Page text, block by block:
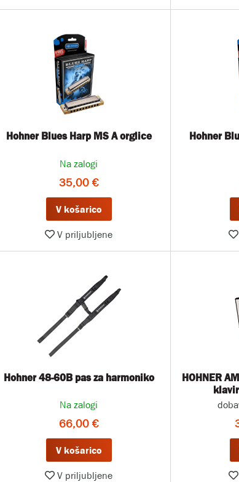
Hohner Blues Harp MS A orglice
Na zalogi
35,00 €
V košarico
V priljubljene
Hohner
Hohner 48-60B pas za harmoniko
Na zalogi
66,00 €
V košarico
V priljubljene
HOHNER